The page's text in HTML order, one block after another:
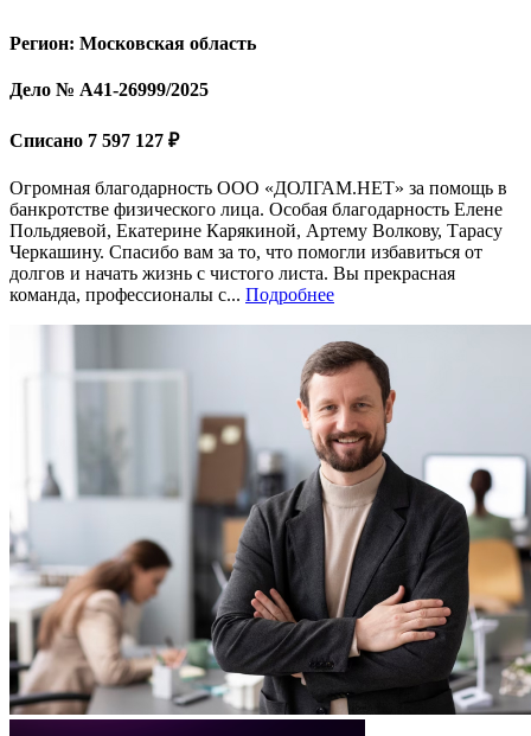
Регион: Московская область
Дело № А41-26999/2025
Списано 7 597 127 ₽
Огромная благодарность ООО «ДОЛГАМ.НЕТ» за помощь в
банкротстве физического лица. Особая благодарность Елене
Польдяевой, Екатерине Карякиной, Артему Волкову, Тарасу
Черкашину. Спасибо вам за то, что помогли избавиться от
долгов и начать жизнь с чистого листа. Вы прекрасная
команда, профессионалы с... Подробнее